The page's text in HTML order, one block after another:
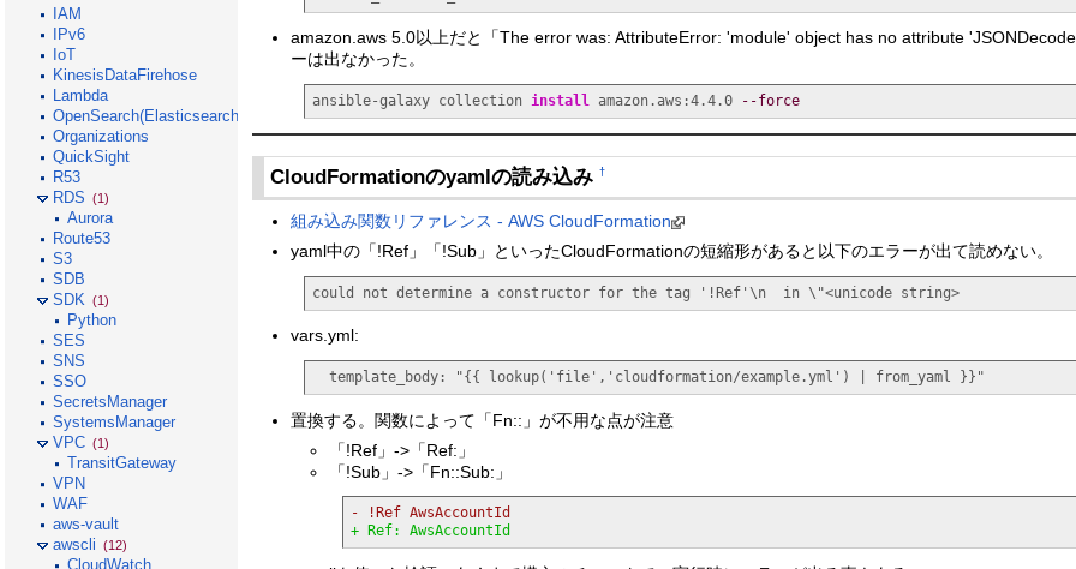
amazon.aws 5.0以上だと「The error was: AttributeError: 'module' object has no attribute
ーは出なかった。
ansible-galaxy collection install amazon.aws:4.4.0 --force
CloudFormationのyamlの読み込み †
組み込み関数リファレンス - AWS CloudFormation
yaml中の「!Ref」「!Sub」といったCloudFormationの短縮形があると以下のエラーが出て読めない。
could not determine a constructor for the tag '!Ref'\n  in \"<unicode string>
vars.yml:
  template_body
: "{{ lookup('file','cloudformation/example.yml') | from_yaml }}"
置換する。関数によって「Fn::」が不用な点が注意
「!Ref」->「Ref:」
「!Sub」->「Fn::Sub:」
- !Ref AwsAccountId
+ Ref: AwsAccountId
IAM
IPv6
IoT
KinesisDataFirehose
Lambda
OpenSearch(Elasticsearch)
Organizations
QuickSight
R53
RDS (1)
Aurora
Route53
S3
SDB
SDK (1)
Python
SES
SNS
SSO
SecretsManager
SystemsManager
VPC (1)
TransitGateway
VPN
WAF
aws-vault
awscli (12)
CloudWatch